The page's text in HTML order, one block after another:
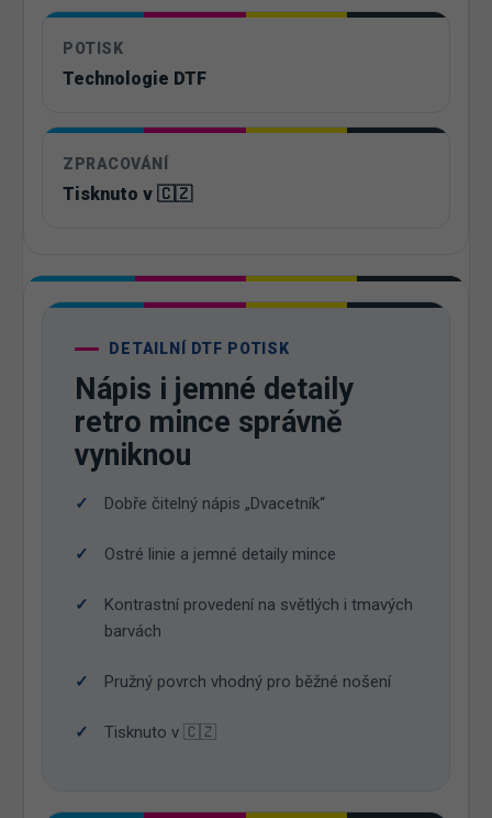
POTISK
Technologie DTF
ZPRACOVÁNÍ
Tisknuto v 🇨🇿
DETAILNÍ DTF POTISK
Nápis i jemné detaily
retro mince správně
vyniknou
Dobře čitelný nápis „Dvacetník“
Ostré linie a jemné detaily mince
Kontrastní provedení na světlých i tmavých
barvách
Pružný povrch vhodný pro běžné nošení
Tisknuto v 🇨🇿